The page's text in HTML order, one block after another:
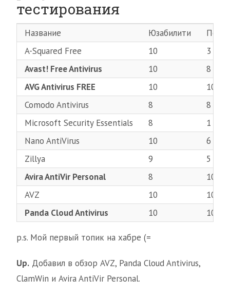
тестирования
Название Юзабилити
A-Squared Free
10
3
Avast! Free Antivirus
10
8
AVG Antivirus FREE
10
10
Comodo Antivirus
8
8
Microsoft Security Essentials
8
1
Nano AntiVirus
10
6
Zillya
9
5
Avira AntiVir Personal
8
10
AVZ
10
10
Panda Cloud Antivirus
10 10
p.s. Мой первый топик на хабре (=
Up. Добавил в обзор AVZ, Panda Cloud Antivirus,
ClamWin и Avira AntiVir Personal.